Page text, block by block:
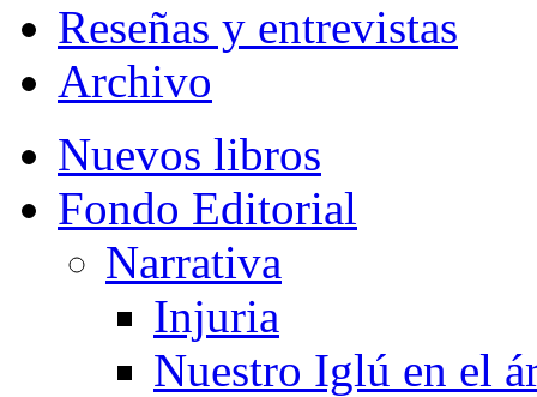
Reseñas y entrevistas
Archivo
Nuevos libros
Fondo Editorial
Narrativa
Injuria
Nuestro Iglú en el